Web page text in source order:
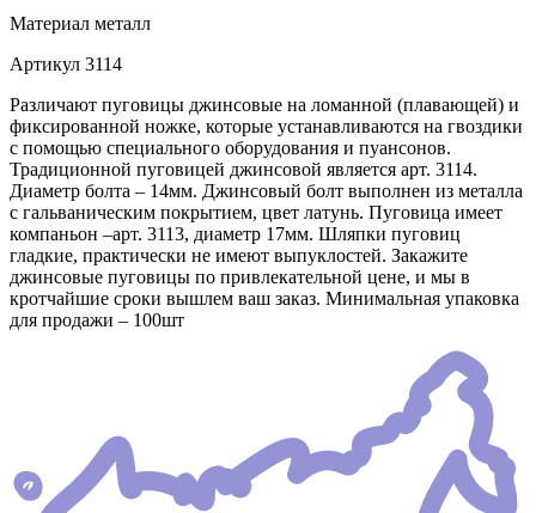
Материал металл
Артикул 3114
Различают пуговицы джинсовые на ломанной (плавающей) и
фиксированной ножке, которые устанавливаются на гвоздики
с помощью специального оборудования и пуансонов.
Традиционной пуговицей джинсовой является арт. 3114.
Диаметр болта – 14мм. Джинсовый болт выполнен из металла
с гальваническим покрытием, цвет латунь. Пуговица имеет
компаньон –арт. 3113, диаметр 17мм. Шляпки пуговиц
гладкие, практически не имеют выпуклостей. Закажите
джинсовые пуговицы по привлекательной цене, и мы в
кротчайшие сроки вышлем ваш заказ. Минимальная упаковка
для продажи – 100шт